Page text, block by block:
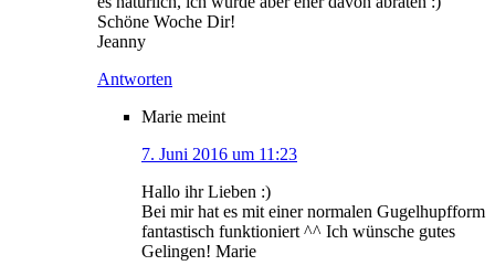
Schöne Woche Dir!
Jeanny
Antworten
Marie meint
7. Juni 2016 um 11:23
Hallo ihr Lieben :)
Bei mir hat es mit einer normalen Gugelhupfform
fantastisch funktioniert ^^ Ich wünsche gutes
Gelingen! Marie